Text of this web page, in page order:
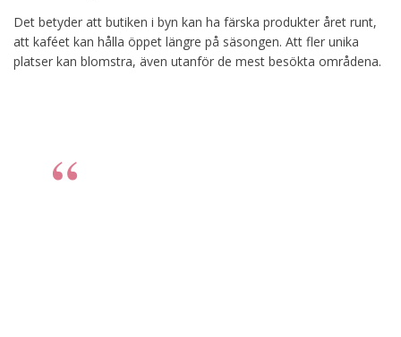
Det betyder att butiken i byn kan ha färska produkter året runt,
att kaféet kan hålla öppet längre på säsongen. Att fler unika
platser kan blomstra, även utanför de mest besökta områdena.